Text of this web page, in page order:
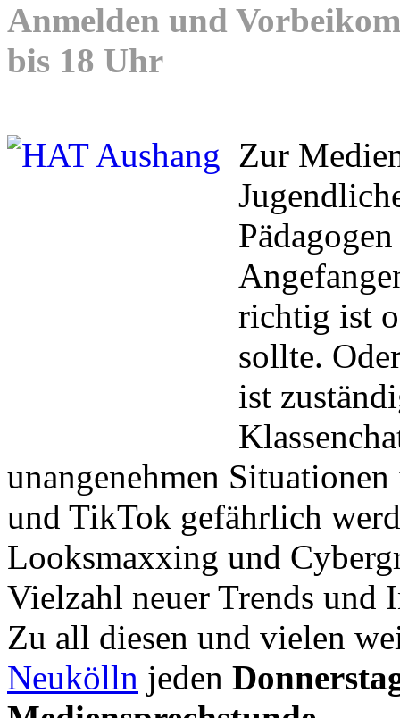
Anmelden und
bis 18 Uhr
Zur
richtig ist
sollte.
ist
unangenehmen
und TikTok gefährlich
Looksmaxxing und
Vielzahl neuer Trends und
Zu all diesen und vielen
Neukölln jeden